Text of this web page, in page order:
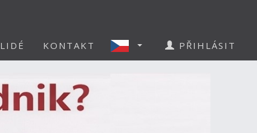
LIDÉ KONTAKT PŘIHLÁSIT